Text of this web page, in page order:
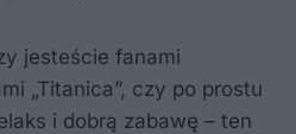
jesteście fanami
„Titanica”, czy po prostu
i dobrą zabawę – ten